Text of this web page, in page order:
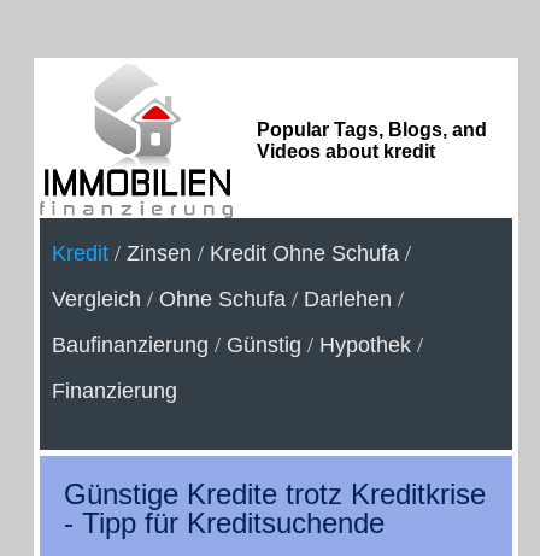
Popular Tags, Blogs, and
Videos about kredit
Kredit / Zinsen / Kredit Ohne Schufa /
Vergleich / Ohne Schufa / Darlehen /
Baufinanzierung / Günstig / Hypothek /
Finanzierung
Günstige Kredite trotz Kreditkrise
- Tipp für Kreditsuchende